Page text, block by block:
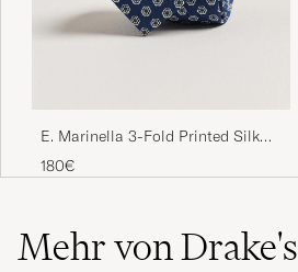
E. Marinella 3-Fold Printed Silk
Tie Dark Blue
180€
Mehr von Drake's